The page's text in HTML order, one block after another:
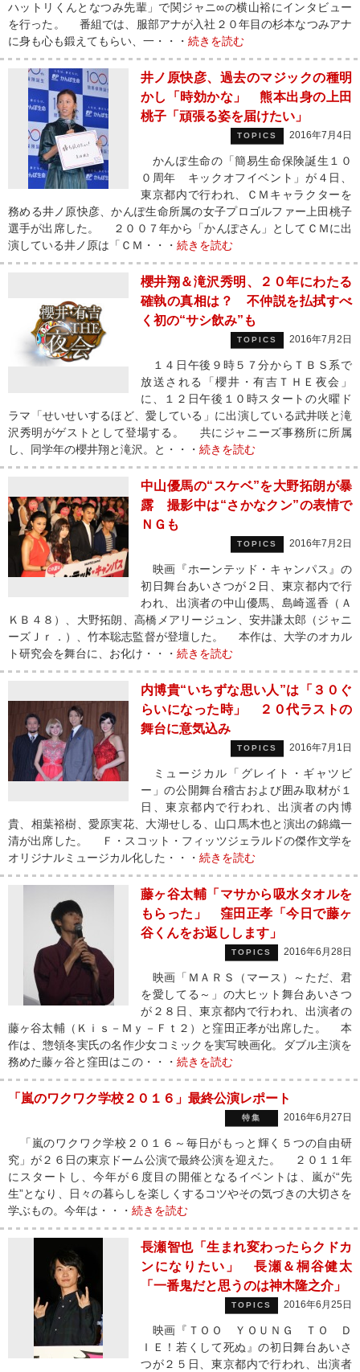
ハットリくんとなつみ先輩」で関ジャニ∞の横山裕にインタビュー
を行った。 番組では、服部アナが入社２０年目の杉本なつみアナ
に身も心も鍛えてもらい、一・・・ 続きを読む
井ノ原快彦、過去のマジックの種明
かし「時効かな」 熊本出身の上田
桃子「頑張る姿を届けたい」
TOPICS 2016年7月4日
かんぽ生命の「簡易生命保険誕生１０
０周年 キックオフイベント」が４日、
東京都内で行われ、ＣＭキャラクターを
務める井ノ原快彦、かんぽ生命所属の女子プロゴルファー上田桃子
選手が出席した。 ２００７年から「かんぽさん」としてＣＭに出
演している井ノ原は「ＣＭ・・・ 続きを読む
櫻井翔＆滝沢秀明、２０年にわたる
確執の真相は？ 不仲説を払拭すべ
く初の“サシ飲み”も
TOPICS 2016年7月2日
１４日午後９時５７分からＴＢＳ系で
放送される「櫻井・有吉ＴＨＥ夜会」
に、１２日午後１０時スタートの火曜ド
ラマ「せいせいするほど、愛している」に出演している武井咲と滝
沢秀明がゲストとして登場する。 共にジャニーズ事務所に所属
し、同学年の櫻井翔と滝沢。と・・・ 続きを読む
中山優馬の“スケベ”を大野拓朗が暴
露 撮影中は“さかなクン”の表情で
ＮＧも
TOPICS 2016年7月2日
映画『ホーンテッド・キャンパス』の
初日舞台あいさつが２日、東京都内で行
われ、出演者の中山優馬、島崎遥香（Ａ
ＫＢ４８）、大野拓朗、高橋メアリージュン、安井謙太郎（ジャニ
ーズＪｒ．）、竹本聡志監督が登壇した。 本作は、大学のオカル
ト研究会を舞台に、お化け・・・ 続きを読む
内博貴“いちずな思い人”は「３０ぐ
らいになった時」 ２０代ラストの
舞台に意気込み
TOPICS 2016年7月1日
ミュージカル「グレイト・ギャツビ
ー」の公開舞台稽古および囲み取材が１
日、東京都内で行われ、出演者の内博
貴、相葉裕樹、愛原実花、大湖せしる、山口馬木也と演出の錦織一
清が出席した。 Ｆ・スコット・フィッツジェラルドの傑作文学を
オリジナルミュージカル化した・・・ 続きを読む
藤ヶ谷太輔「マサから吸水タオルを
もらった」 窪田正孝「今日で藤ヶ
谷くんをお返しします」
TOPICS 2016年6月28日
映画「ＭＡＲＳ（マース）～ただ、君
を愛してる～」の大ヒット舞台あいさつ
が２８日、東京都内で行われ、出演者の
藤ヶ谷太輔（Ｋｉｓ－Ｍｙ－Ｆｔ２）と窪田正孝が出席した。 本
作は、惣領冬実氏の名作少女コミックを実写映画化。ダブル主演を
務めた藤ヶ谷と窪田はこの・・・ 続きを読む
「嵐のワクワク学校２０１６」最終公演レポート
特集 2016年6月27日
「嵐のワクワク学校２０１６～毎日がもっと輝く５つの自由研
究」が２６日の東京ドーム公演で最終公演を迎えた。 ２０１１年
にスタートし、今年が６度目の開催となるイベントは、嵐が“先
生”となり、日々の暮らしを楽しくするコツやその気づきの大切さを
学ぶもの。今年は・・・ 続きを読む
長瀬智也「生まれ変わったらクドカ
ンになりたい」 長瀬＆桐谷健太
「一番鬼だと思うのは神木隆之介」
TOPICS 2016年6月25日
映画『ＴＯＯ ＹＯＵＮＧ ＴＯ Ｄ
ＩＥ！若くして死ぬ』の初日舞台あいさ
つが２５日、東京都内で行われ、出演者